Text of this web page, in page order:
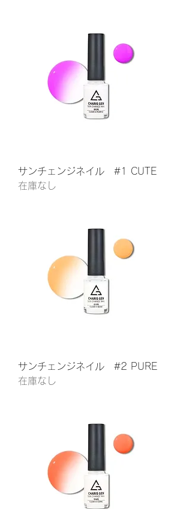
サンチェンジネイル #1 CUTE
在庫なし
サンチェンジネイル #2 PURE
在庫なし